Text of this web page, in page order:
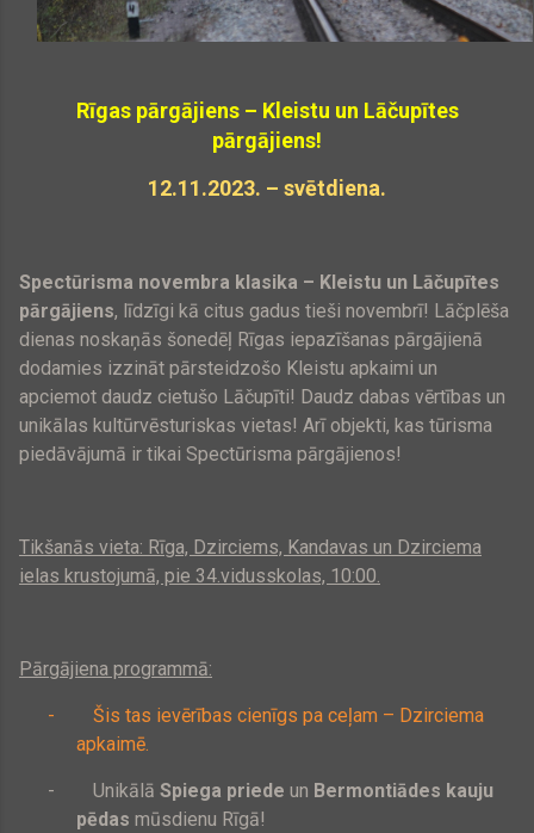
Rīgas pārgājiens – Kleistu un Lāčupītes
pārgājiens!
12.11.2023. – svētdiena.
Spectūrisma novembra klasika – Kleistu un Lāčupītes
pārgājiens, līdzīgi kā citus gadus tieši novembrī! Lāčplēša
dienas noskaņās šonedēļ Rīgas iepazīšanas pārgājienā
dodamies izzināt pārsteidzošo Kleistu apkaimi un
apciemot daudz cietušo Lāčupīti! Daudz dabas vērtības un
unikālas kultūrvēsturiskas vietas! Arī objekti, kas tūrisma
piedāvājumā ir tikai Spectūrisma pārgājienos!
Tikšanās vieta: Rīga, Dzirciems, Kandavas un Dzirciema
ielas krustojumā, pie 34.vidusskolas, 10:00.
Pārgājiena programmā:
-
Šis tas ievērības cienīgs pa ceļam – Dzirciema
apkaimē.
- Unikālā Spiega priede un Bermontiādes kauju
pēdas mūsdienu Rīgā!